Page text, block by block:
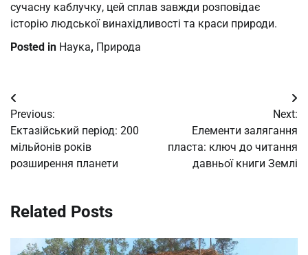
сучасну каблучку, цей сплав завжди розповідає
історію людської винахідливості та краси природи.
Posted in Наука, Природа
Post
navigation
Previous:
Ектазійський період: 200
мільйонів років
розширення планети
Next:
Елементи залягання
пласта: ключ до читання
давньої книги Землі
Related Posts